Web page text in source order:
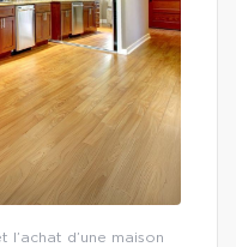
d’une maison